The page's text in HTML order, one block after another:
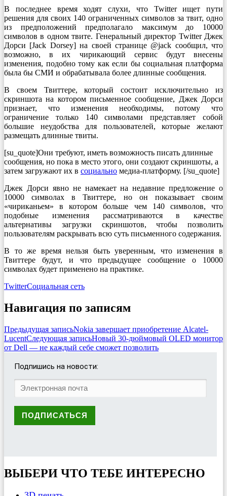
В последнее время ходят слухи, что Twitter ищет пути
решения для своих 140 ограниченных символов за твит, одно
из предположений предполагало максимум до 10000
символов в одном твите. Генеральный директор Twitter Джек
Дорси [Jack Dorsey] на своей странице @jack сообщил, что
возможно, в их чирикающий сервис будут внесены
изменения, подобно тому как если бы социальная платформа
была бы СМИ и обрабатывала более длинные сообщения.
В своем Твиттере, который состоит исключительно из
скриншота на котором письменное сообщение, Джек Дорси
признает, что изменения необходимы, потому что
ограничение только 140 символами представляет собой
большие неудобства для пользователей, которые желают
размещать длинные твиты.
[su_quote]Они требуют, иметь возможность писать длинные
сообщения, но пока в место этого, они создают скриншоты, а
затем загружают их в социально медиа-платформу. [/su_quote]
Джек Дорси явно не намекает на недавние предложение о
10000 символах в Твиттере, но он показывает своим
«чириканьем» в котором больше чем 140 символов, что
подобные изменения рассматриваются в качестве
альтернативы загрузки скриншотов, чтобы позволить
пользователям раскрывать всю суть письменного содержания.
В то же время нельзя быть уверенным, что изменения в
Твиттере будут, и что предыдущее сообщение о 10000
символах будет применено на практике.
TwitterСоциальная сеть
Навигация по записям
Предыдущая записьNokia завершает приобретение Alcatel-
LucentСледующая записьНовый 30-дюймовый OLED монитор
от Dell — не каждый себе сможет позволить
Подпишись на новости:
ВЫБЕРИ ЧТО ТЕБЕ ИНТЕРЕСНО